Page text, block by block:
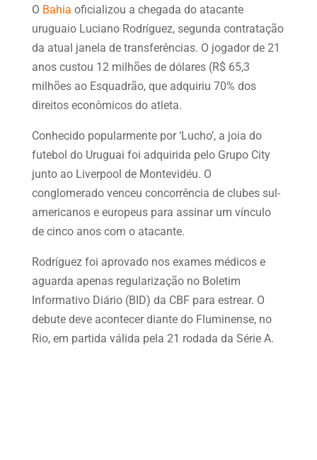
O Bahia oficializou a chegada do atacante
uruguaio Luciano Rodríguez, segunda contratação
da atual janela de transferências. O jogador de 21
anos custou 12 milhões de dólares (R$ 65,3
milhões ao Esquadrão, que adquiriu 70% dos
direitos econômicos do atleta.
Conhecido popularmente por ‘Lucho’, a joia do
futebol do Uruguai foi adquirida pelo Grupo City
junto ao Liverpool de Montevidéu. O
conglomerado venceu concorrência de clubes sul-
americanos e europeus para assinar um vínculo
de cinco anos com o atacante.
Rodríguez foi aprovado nos exames médicos e
aguarda apenas regularização no Boletim
Informativo Diário (BID) da CBF para estrear. O
debute deve acontecer diante do Fluminense, no
Rio, em partida válida pela 21 rodada da Série A.